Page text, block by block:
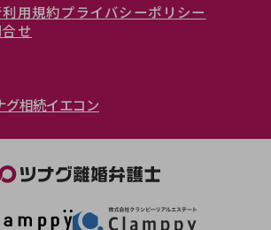
宮城県
神奈川県
群馬県
山梨県
京都府
奈良県
和歌山県
石川県
富山県
岡山県
親権・面会交流権
請求
財産分与
利用規約プライバシーポリシー
せ
グ相続イエコン